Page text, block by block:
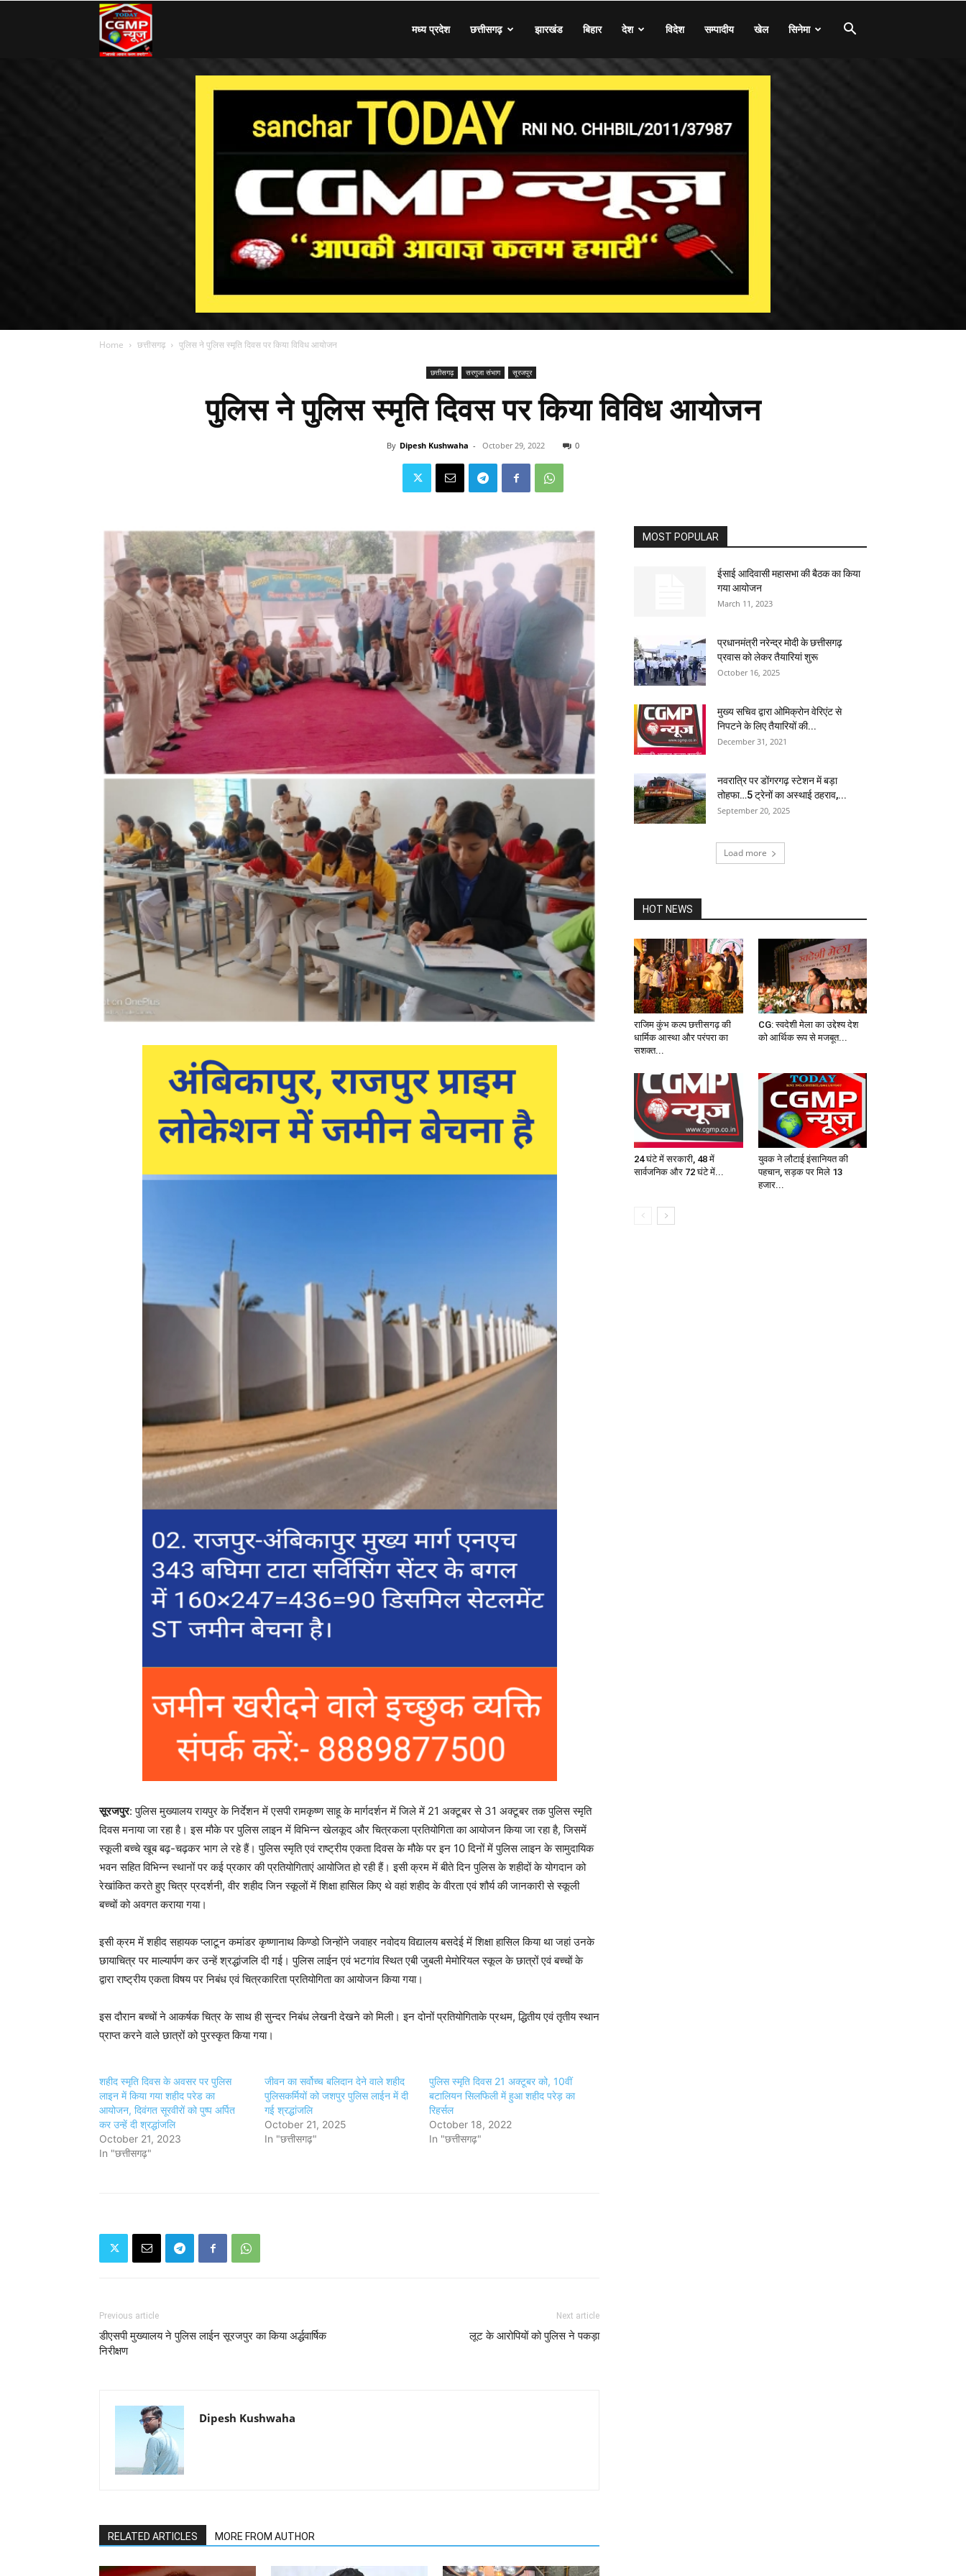
मध्य प्रदेश छत्तीसगढ़ झारखंड बिहार देश विदेश सम्पादीय खेल सिनेमा
Home छत्तीसगढ़ पुलिस ने पुलिस स्मृति दिवस पर किया विविध आयोजन
छत्तीसगढ़ सरगुजा संभाग सूरजपुर
पुलिस ने पुलिस स्मृति दिवस पर किया विविध आयोजन
By Dipesh Kushwaha - October 29, 2022 0
सूरजपुर: पुलिस मुख्यालय रायपुर के निर्देशन में एसपी रामकृष्ण साहू के मार्गदर्शन में जिले में 21 अक्टूबर से 31 अक्टूबर तक पुलिस स्मृति
दिवस मनाया जा रहा है। इस मौके पर पुलिस लाइन में विभिन्न खेलकूद और चित्रकला प्रतियोगिता का आयोजन किया जा रहा है, जिसमें
स्कूली बच्चे खूब बढ़-चढ़कर भाग ले रहे हैं। पुलिस स्मृति एवं राष्ट्रीय एकता दिवस के मौके पर इन 10 दिनों में पुलिस लाइन के सामुदायिक
भवन सहित विभिन्न स्थानों पर कई प्रकार की प्रतियोगिताएं आयोजित हो रही हैं। इसी क्रम में बीते दिन पुलिस के शहीदों के योगदान को
रेखांकित करते हुए चित्र प्रदर्शनी, वीर शहीद जिन स्कूलों में शिक्षा हासिल किए थे वहां शहीद के वीरता एवं शौर्य की जानकारी से स्कूली
बच्चों को अवगत कराया गया।
इसी क्रम में शहीद सहायक प्लाटून कमांडर कृष्णानाथ किण्डो जिन्होंने जवाहर नवोदय विद्यालय बसदेई में शिक्षा हासिल किया था जहां उनके
छायाचित्र पर माल्यार्पण कर उन्हें श्रद्धांजलि दी गई। पुलिस लाईन एवं भटगांव स्थित एबी जुबली मेमोरियल स्कूल के छात्रों एवं बच्चों के
द्वारा राष्ट्रीय एकता विषय पर निबंध एवं चित्रकारिता प्रतियोगिता का आयोजन किया गया।
इस दौरान बच्चों ने आकर्षक चित्र के साथ ही सुन्दर निबंध लेखनी देखने को मिली। इन दोनों प्रतियोगिताके प्रथम, द्धितीय एवं तृतीय स्थान
प्राप्त करने वाले छात्रों को पुरस्कृत किया गया।
शहीद स्मृति दिवस के अवसर पर पुलिस
लाइन में किया गया शहीद परेड का
आयोजन, दिवंगत सूरवीरों को पुष्प अर्पित
कर उन्हें दी श्रद्धांजलि
October 21, 2023
In "छत्तीसगढ़"
जीवन का सर्वोच्च बलिदान देने वाले शहीद
पुलिसकर्मियों को जशपुर पुलिस लाईन में दी
गई श्रद्धांजलि
October 21, 2025
In "छत्तीसगढ़"
पुलिस स्मृति दिवस 21 अक्टूबर को, 10वीं
बटालियन सिलफिली में हुआ शहीद परेड़ का
रिहर्सल
October 18, 2022
In "छत्तीसगढ़"
Previous article
डीएसपी मुख्यालय ने पुलिस लाईन सूरजपुर का किया अर्द्धवार्षिक
निरीक्षण
Next article
लूट के आरोपियों को पुलिस ने पकड़ा
Dipesh Kushwaha
RELATED ARTICLES MORE FROM AUTHOR
MOST POPULAR
ईसाई आदिवासी महासभा की बैठक का किया
गया आयोजन
March 11, 2023
प्रधानमंत्री नरेन्द्र मोदी के छत्तीसगढ़
प्रवास को लेकर तैयारियां शुरू
October 16, 2025
मुख्य सचिव द्वारा ओमिक्रोन वेरिएंट से
निपटने के लिए तैयारियों की...
December 31, 2021
नवरात्रि पर डोंगरगढ़ स्टेशन में बड़ा
तोहफा…5 ट्रेनों का अस्थाई ठहराव,...
September 20, 2025
Load more
HOT NEWS
राजिम कुंभ कल्प छत्तीसगढ़ की
धार्मिक आस्था और परंपरा का
सशक्त...
CG: स्वदेशी मेला का उद्देश्य देश
को आर्थिक रूप से मजबूत...
24 घंटे में सरकारी, 48 में
सार्वजनिक और 72 घंटे में...
युवक ने लौटाई इंसानियत की
पहचान, सड़क पर मिले 13
हजार...